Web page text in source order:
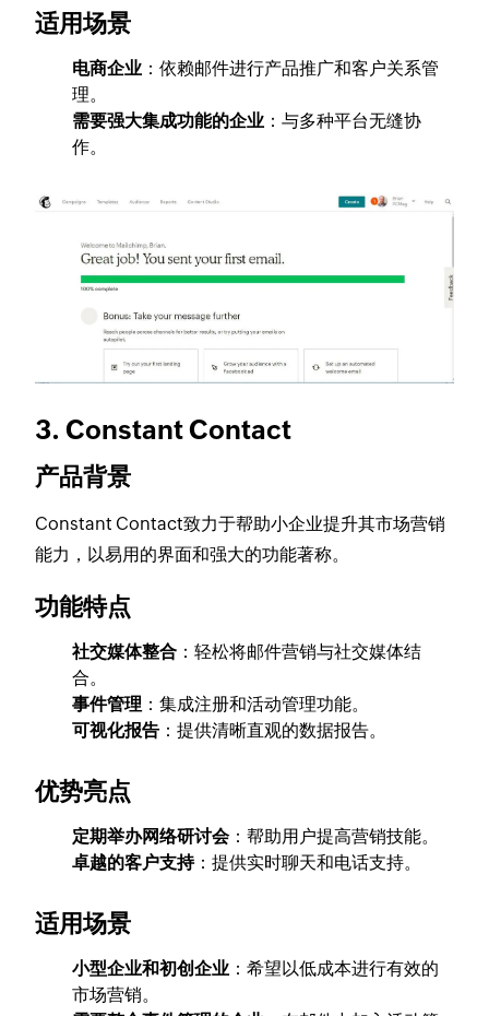
适用场景
电商企业 ：依赖邮件进行产品推广和客户关系管
理。
需要强大集成功能的企业 ：与多种平台无缝协
作。
3. Constant Contact
产品背景
Constant Contact致力于帮助小企业提升其市场营销
能力，以易用的界面和强大的功能著称。
功能特点
社交媒体整合 ：轻松将邮件营销与社交媒体结
合。
事件管理 ：集成注册和活动管理功能。
可视化报告 ：提供清晰直观的数据报告。
优势亮点
定期举办网络研讨会：帮助用户提高营销技能。
卓越的客户支持：提供实时聊天和电话支持。
适用场景
小型企业和初创企业 ：希望以低成本进行有效的
市场营销。